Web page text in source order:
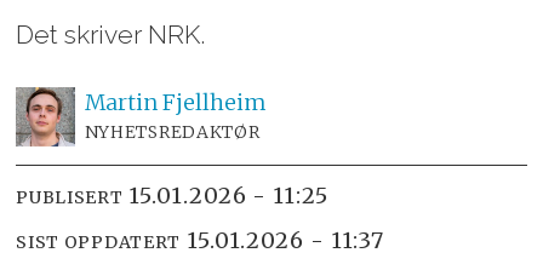
Det skriver NRK.
MartinFjellheim
NYHETSREDAKTØR
PUBLISERT 15.01.2026 - 11:25
SIST OPPDATERT 15.01.2026 - 11:37